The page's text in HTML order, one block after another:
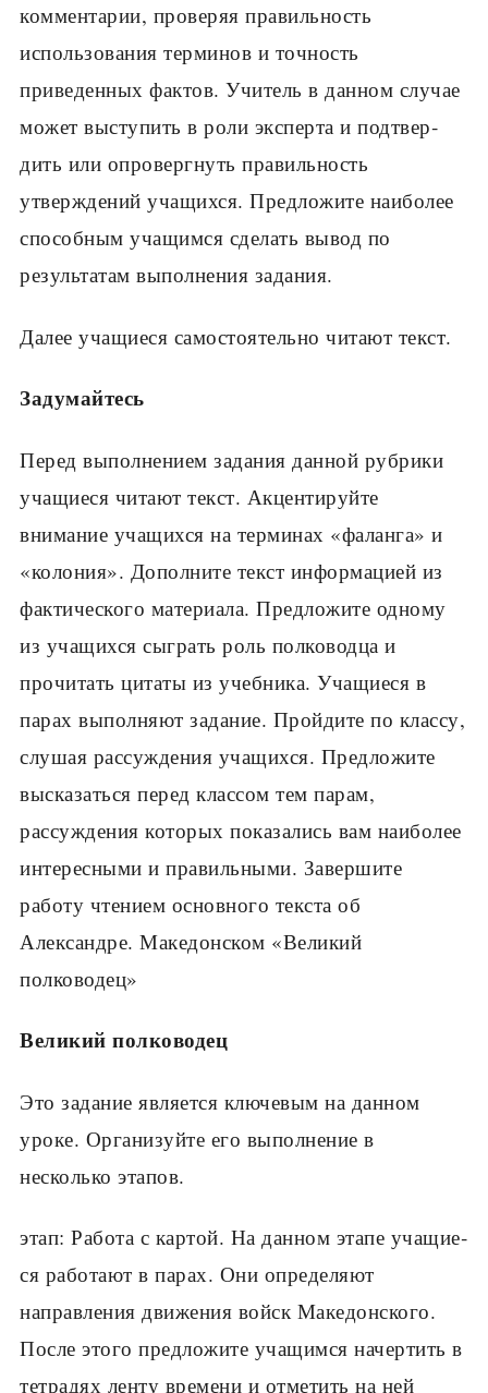
комментарии, проверяя правильность
использования терминов и точность
приведенных фактов. Учитель в данном случае
может выступить в роли эксперта и подтвер­
дить или опровергнуть правильность
утверждений учащихся. Предложите наиболее
способным уча­щимся сделать вывод по
результатам выполнения задания.
Далее учащиеся самостоятельно читают текст.
Задумайтесь
Перед выполнением задания данной рубрики
учащиеся читают текст. Акцентируйте
внимание уча­щихся на терминах «фаланга» и
«колония». Допол­ните текст информацией из
фактического материала. Предложите одному
из учащихся сыграть роль пол­ководца и
прочитать цитаты из учебника. Учащиеся в
парах выполняют задание. Пройдите по классу,
слу­шая рассуждения учащихся. Предложите
высказать­ся перед классом тем парам,
рассуждения которых показались вам наиболее
интересными и правиль­ными. Завершите
работу чтением основного текста об
Александре. Македонском «Великий
полководец»
Великий полководец
Это задание является ключевым на данном
уроке. Организуйте его выполнение в
несколько этапов.
этап: Работа с картой. На данном этапе учащие­
ся работают в парах. Они определяют
направления движения войск Македонского.
После этого предло­жите учащимся начертить в
тетрадях ленту времени и отметить на ней